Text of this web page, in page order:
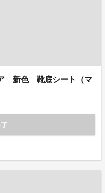
ア 新色 靴底シート（マ